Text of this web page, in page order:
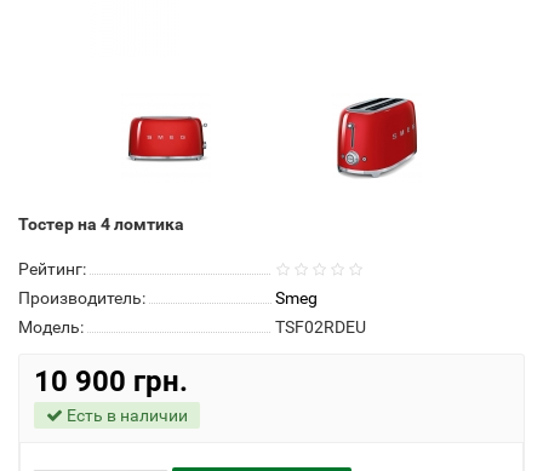
Тостер на 4 ломтика
Рейтинг:
Производитель:
Smeg
Модель:
TSF02RDEU
10 900 грн.
Есть в наличии